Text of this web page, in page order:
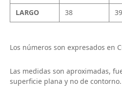
LARGO
38
Los números son expresados en
Las medidas son aproximadas,
superficie plana y no de contorno.